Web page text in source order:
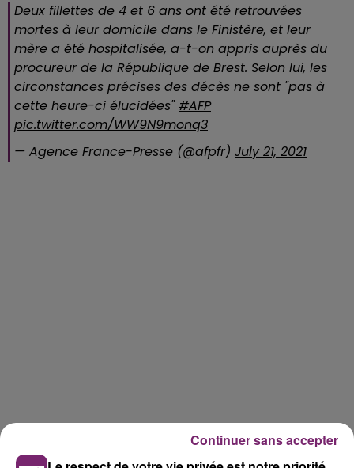
Deux fillettes de 4 et 6 ans ont été retrouvées
mortes à leur domicile dans le Finistère, et leur
mère a été hospitalisée, a-t-on appris auprès du
procureur de la République de Brest. Selon lui, les
circonstances précises des décès ne sont "pas à
cette heure-ci élucidées"#AFP
pic.twitter.com/WW9N9monq3
— Agence France-Presse (@afpfr) July 21, 2021
Continuer sans accepter